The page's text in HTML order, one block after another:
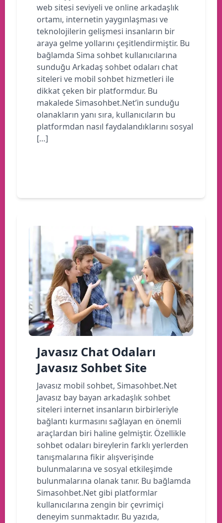
web sitesi seviyeli ve online arkadaşlık
ortamı, internetin yaygınlaşması ve
teknolojilerin gelişmesi insanların bir
araya gelme yollarını çeşitlendirmiştir. Bu
bağlamda Sima sohbet kullanıcılarına
sunduğu Arkadaş sohbet odaları chat
siteleri ve mobil sohbet hizmetleri ile
dikkat çeken bir platformdur. Bu
makalede Simasohbet.Net’in sunduğu
olanakların yanı sıra, kullanıcıların bu
platformdan nasıl faydalandıklarını sosyal
[…]
Javasız Chat Odaları
Javasız Sohbet Site
Javasız mobil sohbet, Simasohbet.Net
Javasız bay bayan arkadaşlık sohbet
siteleri internet insanların birbirleriyle
bağlantı kurmasını sağlayan en önemli
araçlardan biri haline gelmiştir. Özellikle
sohbet odaları bireylerin farklı yerlerden
tanışmalarına fikir alışverişinde
bulunmalarına ve sosyal etkileşimde
bulunmalarına olanak tanır. Bu bağlamda
Simasohbet.Net gibi platformlar
kullanıcılarına zengin bir çevrimiçi
deneyim sunmaktadır. Bu yazıda,